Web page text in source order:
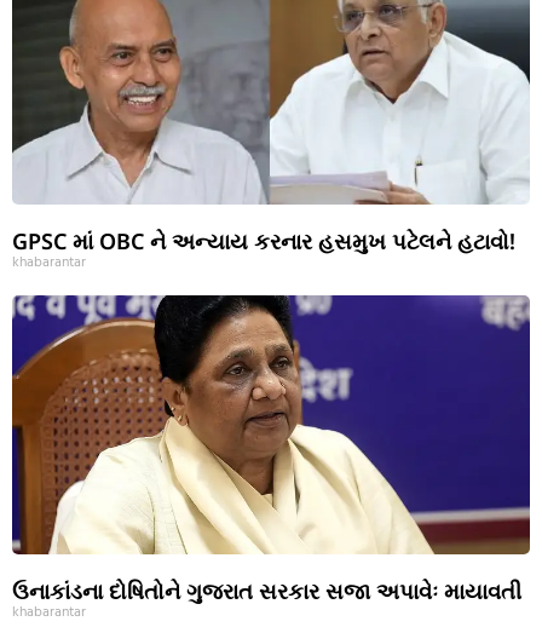
GPSC માં OBC ને અન્યાય કરનાર હસમુખ પટેલને હટાવો!
khabarantar
ઉનાકાંડના દોષિતોને ગુજરાત સરકાર સજા અપાવેઃ માયાવતી
khabarantar